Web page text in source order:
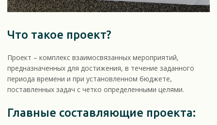
Что такое проект?
Проект – комплекс взаимосвязанных мероприятий,
предназначенных для достижения, в течение заданного
периода времени и при установленном бюджете,
поставленных задач с четко определенными целями.
Главные составляющие проекта: